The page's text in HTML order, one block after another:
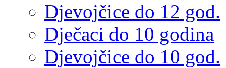
Djevojčice do 12 god.
Dječaci do 10 godina
Djevojčice do 10 god.